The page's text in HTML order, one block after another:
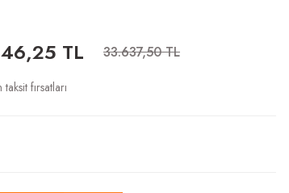
TL 33.637,50 TL
fırsatları